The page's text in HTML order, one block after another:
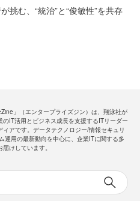
挑む、“統治”と“俊敏性”を共存
」（エンタープライズジン）は、翔泳社が
のIT活用とビジネス成長を支援するITリーダー
ィアです。データテクノロジー/情報セキュリ
運用の最新動向を中心に、企業ITに関する多
けしています。